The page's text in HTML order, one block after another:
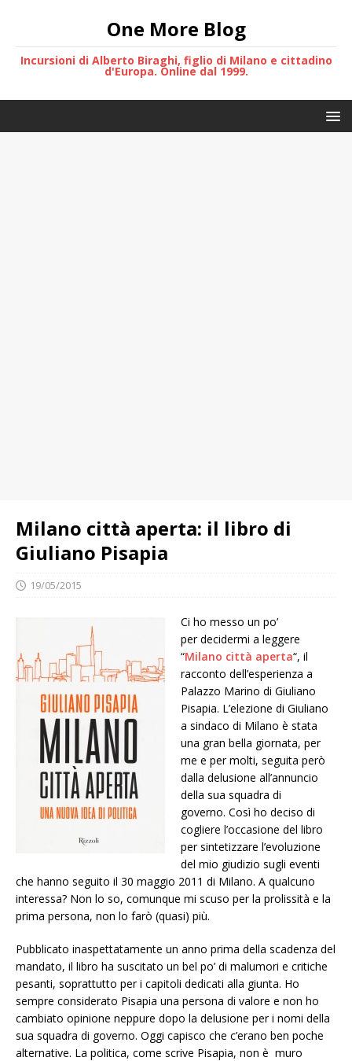
One More Blog
Incursioni di Alberto Biraghi, figlio di Milano e cittadino
d'Europa. Online dal 1999.
Milano città aperta: il libro di
Giuliano Pisapia
19/05/2015
Ci ho messo un po’
per decidermi a leggere
“Milano città aperta“, il
racconto dell’esperienza a
Palazzo Marino di Giuliano
Pisapia. L’elezione di Giuliano
a sindaco di Milano è stata
una gran bella giornata, per
me e per molti, seguita però
dalla delusione all’annuncio
della sua squadra di
governo. Così ho deciso di
cogliere l’occasione del libro
per sintetizzare l’evoluzione
del mio giudizio sugli eventi
che hanno seguito il 30 maggio 2011 di Milano. A qualcuno
interessa? Non lo so, comunque mi scuso per la prolissità e la
prima persona, non lo farò (quasi) più.
Pubblicato inaspettatamente un anno prima della scadenza del
mandato, il libro ha suscitato un bel po’ di malumori e critiche
pesanti, soprattutto per i capitoli dedicati alla giunta. Ho
sempre considerato Pisapia una persona di valore e non ho
cambiato opinione neppure dopo la delusione per i nomi della
sua squadra di governo. Oggi capisco che c’erano ben poche
alternative. La politica, come scrive Pisapia, non è muro